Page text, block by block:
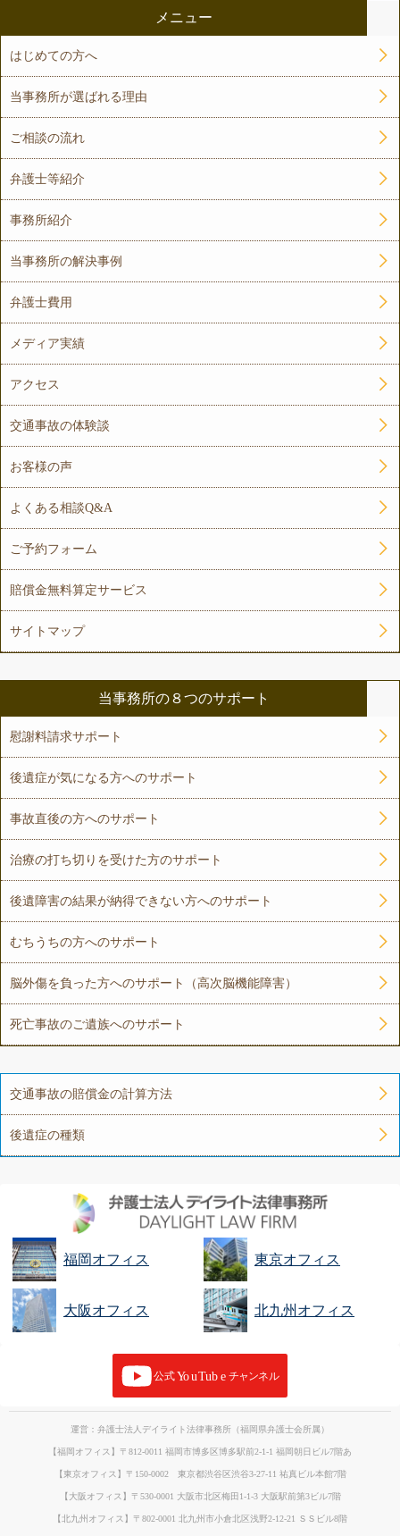
メニュー
はじめての方へ
当事務所が選ばれる理由
ご相談の流れ
弁護士等紹介
事務所紹介
当事務所の解決事例
弁護士費用
メディア実績
アクセス
交通事故の体験談
お客様の声
よくある相談Q&A
ご予約フォーム
賠償金無料算定サービス
サイトマップ
当事務所の８つのサポート
慰謝料請求サポート
後遺症が気になる方へのサポート
事故直後の方へのサポート
治療の打ち切りを受けた方のサポート
後遺障害の結果が納得できない方へのサポート
むちうちの方へのサポート
脳外傷を負った方へのサポート（高次脳機能障害）
死亡事故のご遺族へのサポート
交通事故の賠償金の計算方法
後遺症の種類
福岡オフィス 東京オフィス
大阪オフィス 北九州オフィス
運営：弁護士法人デイライト法律事務所（福岡県弁護士会所属）
【福岡オフィス】〒812-0011 福岡市博多区博多駅前2-1-1 福岡朝日ビル7階あ
【東京オフィス】〒150-0002 東京都渋谷区渋谷3-27-11 祐真ビル本館7階
【大阪オフィス】〒530-0001 大阪市北区梅田1-1-3 大阪駅前第3ビル7階
【北九州オフィス】〒802-0001 北九州市小倉北区浅野2-12-21 ＳＳビル8階